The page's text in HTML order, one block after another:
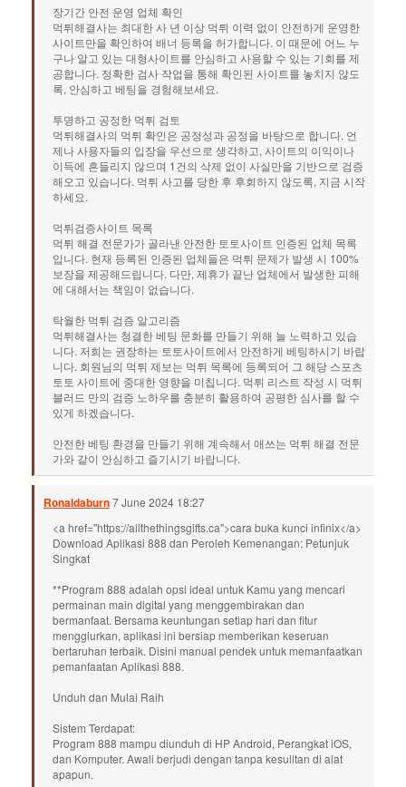
장기간 안전 운영 업체 확인
먹튀해결사는 최대한 사 년 이상 먹튀 이력 없이 안전하게 운영한
사이트만을 확인하여 배너 등록을 허가합니다. 이 때문에 어느 누
구나 알고 있는 대형사이트를 안심하고 사용할 수 있는 기회를 제
공합니다. 정확한 검사 작업을 통해 확인된 사이트를 놓치지 않도
록, 안심하고 베팅을 경험해보세요.
투명하고 공정한 먹튀 검토
먹튀해결사의 먹튀 확인은 공정성과 공정을 바탕으로 합니다. 언
제나 사용자들의 입장을 우선으로 생각하고, 사이트의 이익이나
이득에 흔들리지 않으며 1건의 삭제 없이 사실만을 기반으로 검증
해오고 있습니다. 먹튀 사고를 당한 후 후회하지 않도록, 지금 시작
하세요.
먹튀검증사이트 목록
먹튀 해결 전문가가 골라낸 안전한 토토사이트 인증된 업체 목록
입니다. 현재 등록된 인증된 업체들은 먹튀 문제가 발생 시 100%
보장을 제공해드립니다. 다만, 제휴가 끝난 업체에서 발생한 피해
에 대해서는 책임이 없습니다.
탁월한 먹튀 검증 알고리즘
먹튀해결사는 청결한 베팅 문화를 만들기 위해 늘 노력하고 있습
니다. 저희는 권장하는 토토사이트에서 안전하게 베팅하시기 바랍
니다. 회원님의 먹튀 제보는 먹튀 목록에 등록되어 그 해당 스포츠
토토 사이트에 중대한 영향을 미칩니다. 먹튀 리스트 작성 시 먹튀
블러드 만의 검증 노하우를 충분히 활용하여 공평한 심사를 할 수
있게 하겠습니다.
안전한 베팅 환경을 만들기 위해 계속해서 애쓰는 먹튀 해결 전문
가와 같이 안심하고 즐기시기 바랍니다.
Ronaldaburn7 June 2024 18:27
<a href="https://allthethingsgifts.ca">cara buka kunci infinix</a>
Download Aplikasi 888 dan Peroleh Kemenangan: Petunjuk
Singkat
**Program 888 adalah opsi ideal untuk Kamu yang mencari
permainan main digital yang menggembirakan dan
bermanfaat. Bersama keuntungan setiap hari dan fitur
menggiurkan, aplikasi ini bersiap memberikan keseruan
bertaruhan terbaik. Disini manual pendek untuk memanfaatkan
pemanfaatan Aplikasi 888.
Unduh dan Mulai Raih
Sistem Terdapat:
Program 888 mampu diunduh di HP Android, Perangkat iOS,
dan Komputer. Awali berjudi dengan tanpa kesulitan di alat
apapun.